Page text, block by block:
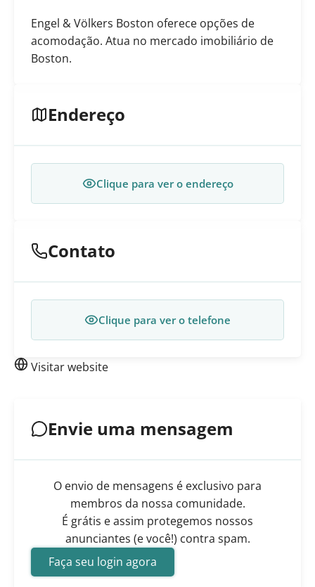
Engel & Völkers Boston oferece opções de
acomodação. Atua no mercado imobiliário de
Boston.
Endereço
Clique para ver o endereço
Contato
Clique para ver o telefone
Visitar website
Envie uma mensagem
O envio de mensagens é exclusivo para
membros da nossa comunidade.
É grátis e assim protegemos nossos
anunciantes (e você!) contra spam.
Faça seu login agora